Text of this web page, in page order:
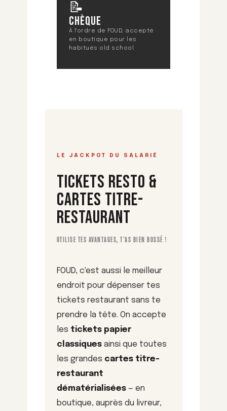
📝
CHÈQUE
À l'ordre de FOUD, accepté
en boutique pour les
habitués old school
LE JACKPOT DU SALARIÉ
TICKETS RESTO &
CARTES TITRE-
RESTAURANT
UTILISE TES AVANTAGES, T'AS BIEN BOSSÉ !
FOUD, c'est aussi le meilleur
endroit pour dépenser tes
tickets restaurant sans te
prendre la tête. On accepte
les tickets papier
classiquesainsi que toutes
les grandes cartes titre-
restaurant
dématérialisées— en
boutique, auprès du livreur,